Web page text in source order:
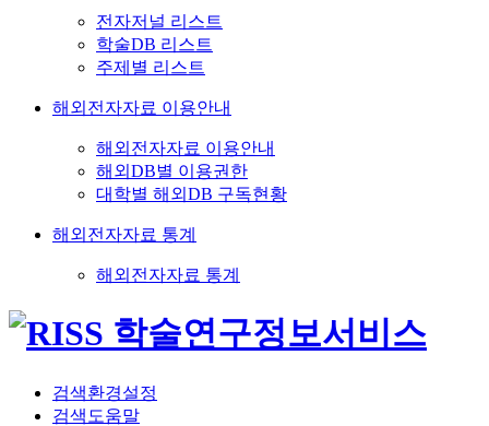
전자저널 리스트
학술DB 리스트
주제별 리스트
해외전자자료 이용안내
해외전자자료 이용안내
해외DB별 이용권한
대학별 해외DB 구독현황
해외전자자료 통계
해외전자자료 통계
검색환경설정
검색도움말